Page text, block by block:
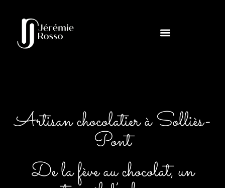
Artisan chocolatier à Solliès-
Pont
De la fève au chocolat, un